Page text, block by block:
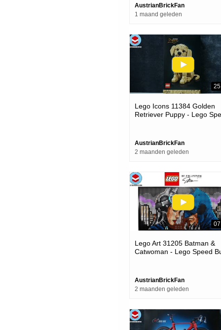
AustrianBrickFan
1 maand geleden
Lego Icons 11384 Golden
Retriever Puppy - Lego
AustrianBrickFan
2 maanden geleden
Lego Art 31205 Batman &
Catwoman - Lego Speed
AustrianBrickFan
2 maanden geleden